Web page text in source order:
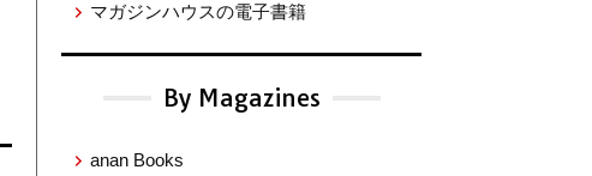
マガジンハウスの電子書籍
By Magazines
anan Books